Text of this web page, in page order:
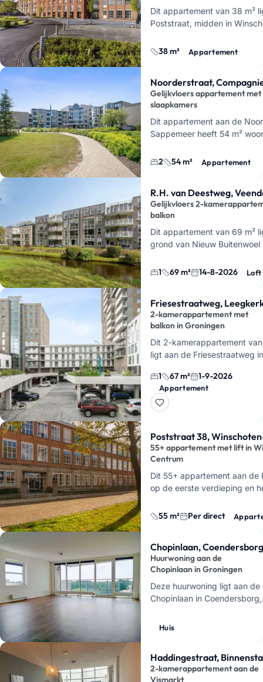
Dit appartement van 38 m²
Poststraat, midden in
gebouw dat is ingericht op
38 m² Appartement
Noorderstraat,
Gelijkvloers appartement met
slaapkamers
Dit appartement aan de
Sappemeer heeft 54 m²
woonzorgcentrum
2 54 m² Appartement
R.H. van Deestweg,
Gelijkvloers 2-
balkon
Dit appartement van 69 m²
grond van Nieuw Buitenwoel
keuken, 1 slaapkamer en…
1 69 m² 14-8-2026 Loft
Friesestraatweg,
2-kamerappartement met
balkon in Groningen
Dit 2-kamerappartement
ligt aan de Friesestraatweg in
september 2026. Je krijgt
fijne indeling …
1 67 m² 1-9-2026
Appartement
Poststraat 38,
55+ appartement met lift in
Centrum
Dit 55+ appartement aan de
op de eerste verdieping en
maand en het is per direct…
55 m² Per direct
Chopinlaan, Coendersborg
Huurwoning aan de
Chopinlaan in Groningen
Deze huurwoning ligt aan de
Chopinlaan in Coendersborg,
Groningen voor
Huis
Haddingestraat,
2-kamerappartement aan de
Vismarkt